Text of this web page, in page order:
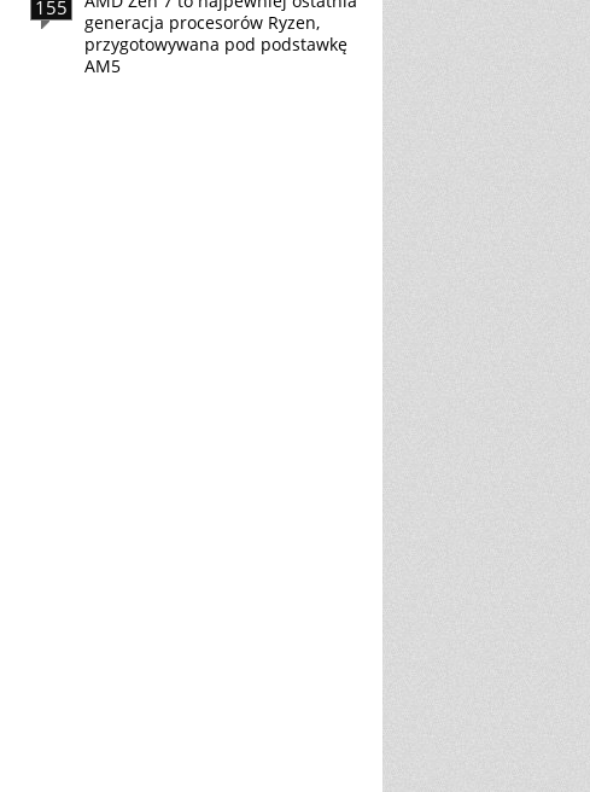
155
generacja procesorów Ryzen,
przygotowywana pod podstawkę
AM5